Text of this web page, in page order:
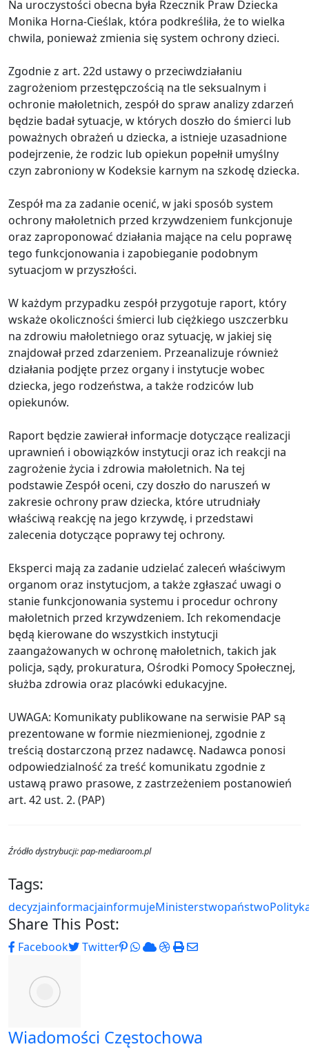
Na uroczystości obecna była Rzecznik Praw Dziecka
Monika Horna-Cieślak, która podkreśliła, że to wielka
chwila, ponieważ zmienia się system ochrony dzieci.
Zgodnie z art. 22d ustawy o przeciwdziałaniu
zagrożeniom przestępczością na tle seksualnym i
ochronie małoletnich, zespół do spraw analizy zdarzeń
będzie badał sytuacje, w których doszło do śmierci lub
poważnych obrażeń u dziecka, a istnieje uzasadnione
podejrzenie, że rodzic lub opiekun popełnił umyślny
czyn zabroniony w Kodeksie karnym na szkodę dziecka.
Zespół ma za zadanie ocenić, w jaki sposób system
ochrony małoletnich przed krzywdzeniem funkcjonuje
oraz zaproponować działania mające na celu poprawę
tego funkcjonowania i zapobieganie podobnym
sytuacjom w przyszłości.
W każdym przypadku zespół przygotuje raport, który
wskaże okoliczności śmierci lub ciężkiego uszczerbku
na zdrowiu małoletniego oraz sytuację, w jakiej się
znajdował przed zdarzeniem. Przeanalizuje również
działania podjęte przez organy i instytucje wobec
dziecka, jego rodzeństwa, a także rodziców lub
opiekunów.
Raport będzie zawierał informacje dotyczące realizacji
uprawnień i obowiązków instytucji oraz ich reakcji na
zagrożenie życia i zdrowia małoletnich. Na tej
podstawie Zespół oceni, czy doszło do naruszeń w
zakresie ochrony praw dziecka, które utrudniały
właściwą reakcję na jego krzywdę, i przedstawi
zalecenia dotyczące poprawy tej ochrony.
Eksperci mają za zadanie udzielać zaleceń właściwym
organom oraz instytucjom, a także zgłaszać uwagi o
stanie funkcjonowania systemu i procedur ochrony
małoletnich przed krzywdzeniem. Ich rekomendacje
będą kierowane do wszystkich instytucji
zaangażowanych w ochronę małoletnich, takich jak
policja, sądy, prokuratura, Ośrodki Pomocy Społecznej,
służba zdrowia oraz placówki edukacyjne.
UWAGA: Komunikaty publikowane na serwisie PAP są
prezentowane w formie niezmienionej, zgodnie z
treścią dostarczoną przez nadawcę. Nadawca ponosi
odpowiedzialność za treść komunikatu zgodnie z
ustawą prawo prasowe, z zastrzeżeniem postanowień
art. 42 ust. 2. (PAP)
Źródło dystrybucji: pap-mediaroom.pl
Tags:
decyzjainformacjainformujeMinisterstwopaństwo
Share This Post:
Facebook Twitter Pinterest
Whatsapp
CloudStumbleUpon
PrintShare
Wiadomości Częstochowa